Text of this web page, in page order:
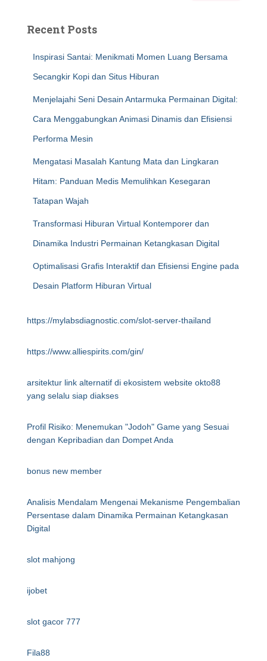
Recent Posts
Inspirasi Santai: Menikmati Momen Luang Bersama
Secangkir Kopi dan Situs Hiburan
Menjelajahi Seni Desain Antarmuka Permainan Digital:
Cara Menggabungkan Animasi Dinamis dan Efisiensi
Performa Mesin
Mengatasi Masalah Kantung Mata dan Lingkaran
Hitam: Panduan Medis Memulihkan Kesegaran
Tatapan Wajah
Transformasi Hiburan Virtual Kontemporer dan
Dinamika Industri Permainan Ketangkasan Digital
Optimalisasi Grafis Interaktif dan Efisiensi Engine pada
Desain Platform Hiburan Virtual
https://mylabsdiagnostic.com/slot-server-thailand
https://www.alliespirits.com/gin/
arsitektur link alternatif di ekosistem website okto88
yang selalu siap diakses
Profil Risiko: Menemukan "Jodoh" Game yang Sesuai
dengan Kepribadian dan Dompet Anda
bonus new member
Analisis Mendalam Mengenai Mekanisme Pengembalian
Persentase dalam Dinamika Permainan Ketangkasan
Digital
slot mahjong
ijobet
slot gacor 777
Fila88